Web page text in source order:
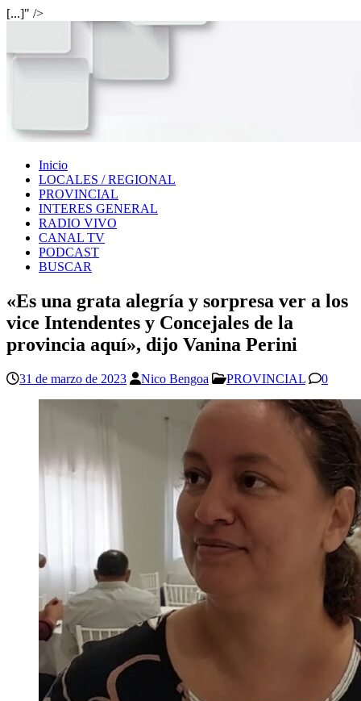
[...]" />
Inicio
LOCALES / REGIONAL
PROVINCIAL
INTERES GENERAL
RADIO VIVO
CANAL TV
PODCAST
BUSCAR
«Es una grata alegría y sorpresa ver a los
vice Intendentes y Concejales de la
provincia aquí», dijo Vanina Perini
31 de marzo de 2023 Nico Bengoa PROVINCIAL 0